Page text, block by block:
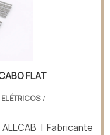
FLAT
/
| Fabricante